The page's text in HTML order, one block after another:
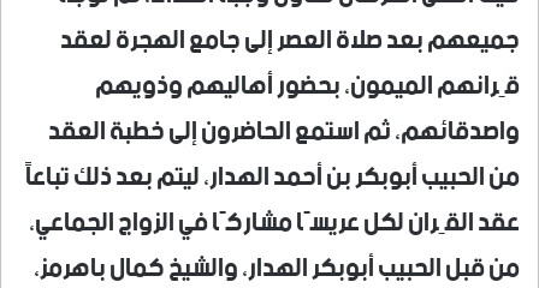
جميعهم بعد صلاة العصر إلى جامع الهجرة لعقد
قِرانهم الميمون، بحضور أهاليهم وذويهم
واصدقائهم، ثم استمع الحاضرون إلى خطبة العقد
من الحبيب أبوبكر بن أحمد الهدار، ليتم بعد ذلك تباعاً
عقد القِران لكل عريسًا مشاركًا في الزواج الجماعي،
من قبل الحبيب أبوبكر الهدار، والشيخ كمال باهرمز،